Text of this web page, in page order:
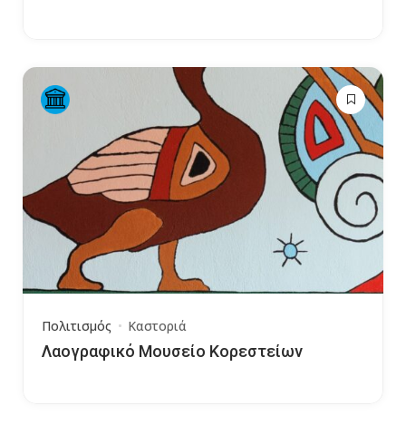
Πολιτισμός Καστοριά
Λαογραφικό Μουσείο Κορεστείων